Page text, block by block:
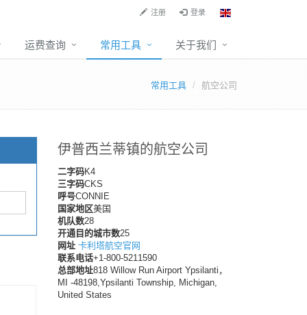
注册 登录
运费查询 常用工具 关于我们
常用工具 航空公司
伊普西兰蒂镇的航空公司
二字码K4
三字码CKS
呼号CONNIE
国家地区美国
机队数28
开通目的城市数25
网址 卡利塔航空官网
联系电话+1-800-5211590
总部地址818 Willow Run Airport Ypsilanti，
MI -48198,Ypsilanti Township, Michigan,
United States